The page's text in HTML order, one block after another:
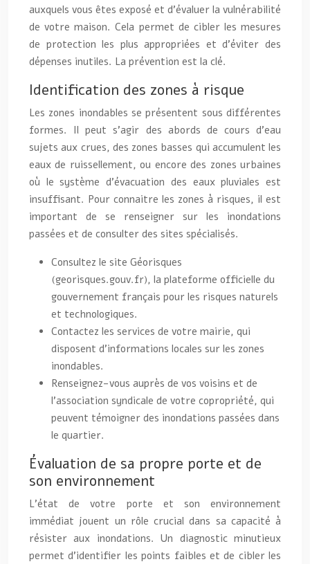
auxquels vous êtes exposé et d’évaluer la vulnérabilité
de votre maison. Cela permet de cibler les mesures
de protection les plus appropriées et d’éviter des
dépenses inutiles. La prévention est la clé.
Identification des zones à risque
Les zones inondables se présentent sous différentes
formes. Il peut s’agir des abords de cours d’eau
sujets aux crues, des zones basses qui accumulent les
eaux de ruissellement, ou encore des zones urbaines
où le système d’évacuation des eaux pluviales est
insuffisant. Pour connaitre les zones à risques, il est
important de se renseigner sur les inondations
passées et de consulter des sites spécialisés.
Consultez le site Géorisques
(georisques.gouv.fr), la plateforme officielle du
gouvernement français pour les risques naturels
et technologiques.
Contactez les services de votre mairie, qui
disposent d’informations locales sur les zones
inondables.
Renseignez-vous auprès de vos voisins et de
l’association syndicale de votre copropriété, qui
peuvent témoigner des inondations passées dans
le quartier.
Évaluation de sa propre porte et de
son environnement
L’état de votre porte et son environnement
immédiat jouent un rôle crucial dans sa capacité à
résister aux inondations. Un diagnostic minutieux
permet d’identifier les points faibles et de cibler les